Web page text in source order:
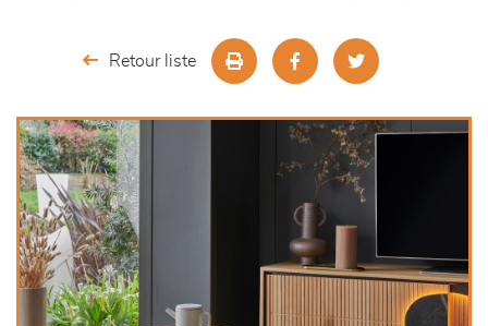
cuisine & sur-mesure
décoration
Retour liste